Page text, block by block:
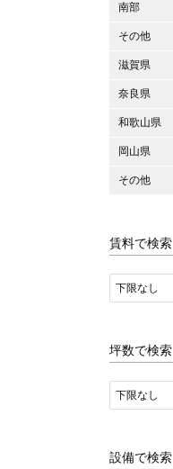
南部
その他
滋賀県
奈良県
和歌山県
岡山県
その他
賃料で検索
坪数で検索
設備で検索